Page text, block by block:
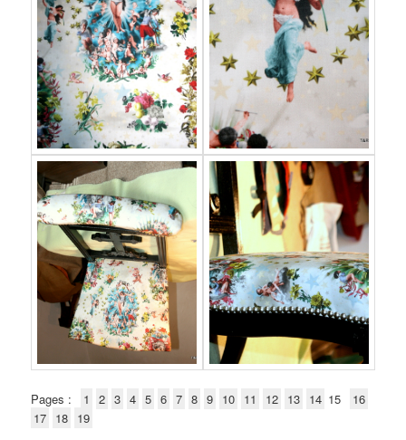
Pages : 1 2 3 4 5 6 7 8 9 10 11 12 13 14 15
16
17 18 19